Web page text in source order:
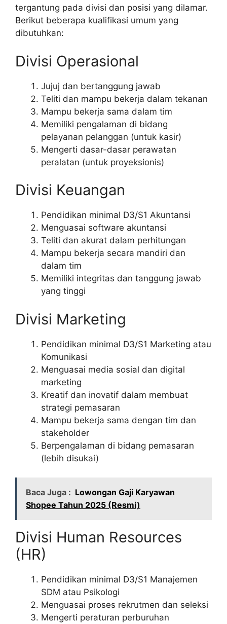
tergantung pada divisi dan posisi yang dilamar.
Berikut beberapa kualifikasi umum yang
dibutuhkan:
Divisi Operasional
Jujuj dan bertanggung jawab
Teliti dan mampu bekerja dalam tekanan
Mampu bekerja sama dalam tim
Memiliki pengalaman di bidang
pelayanan pelanggan (untuk kasir)
Mengerti dasar-dasar perawatan
peralatan (untuk proyeksionis)
Divisi Keuangan
Pendidikan minimal D3/S1 Akuntansi
Menguasai software akuntansi
Teliti dan akurat dalam perhitungan
Mampu bekerja secara mandiri dan
dalam tim
Memiliki integritas dan tanggung jawab
yang tinggi
Divisi Marketing
Pendidikan minimal D3/S1 Marketing atau
Komunikasi
Menguasai media sosial dan digital
marketing
Kreatif dan inovatif dalam membuat
strategi pemasaran
Mampu bekerja sama dengan tim dan
stakeholder
Berpengalaman di bidang pemasaran
(lebih disukai)
Baca Juga : Lowongan Gaji Karyawan
Shopee Tahun 2025 (Resmi)
Divisi Human Resources
(HR)
Pendidikan minimal D3/S1 Manajemen
SDM atau Psikologi
Menguasai proses rekrutmen dan seleksi
Mengerti peraturan perburuhan